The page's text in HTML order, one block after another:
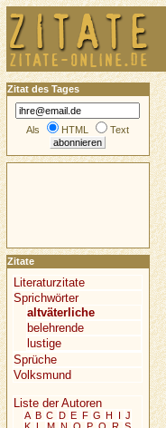
Zitat des Tages
Als HTML Text
Zitate
Literaturzitate
Sprichwörter
altväterliche
belehrende
lustige
Sprüche
Volksmund
Liste der Autoren
A B C D E F G H I J